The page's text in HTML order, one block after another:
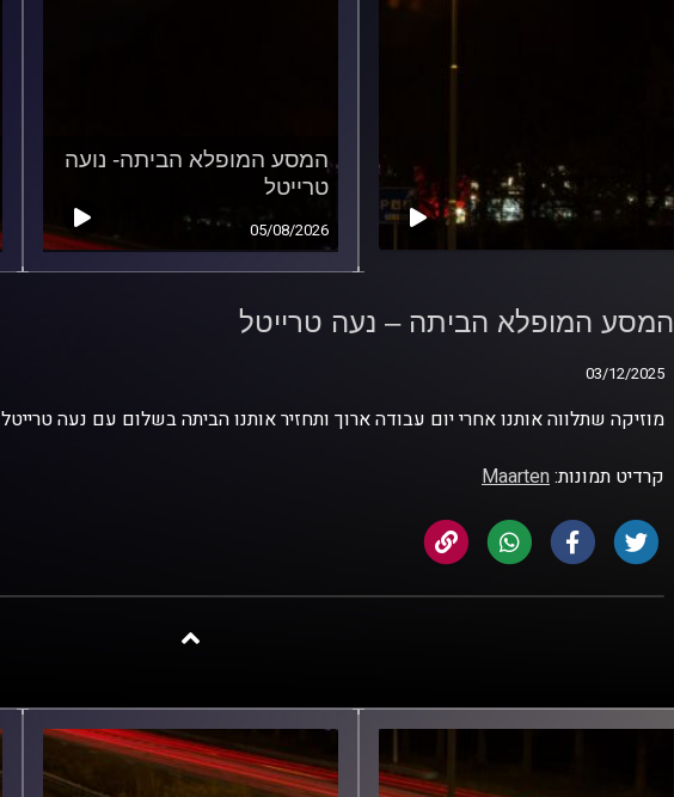
המסע המופלא הביתה- נועה
טרייטל
05/08/2026
המסע המופלא הביתה – נעה טרייטל
03/12/2025
מוזיקה שתלווה אותנו אחרי יום עבודה ארוך ותחזיר אותנו הביתה בשלום עם נעה טרייטל
קרדיט תמונות:Maarten